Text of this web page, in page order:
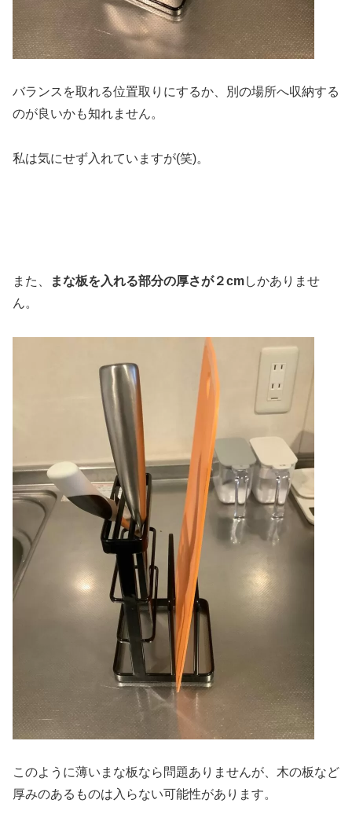
バランスを取れる位置取りにするか、別の場所へ収納する
のが良いかも知れません。
私は気にせず入れていますが(笑)。
また、 まな板を入れる部分の厚さが２cmしかありませ
ん。
このように薄いまな板なら問題ありませんが、木の板など
厚みのあるものは入らない可能性があります。